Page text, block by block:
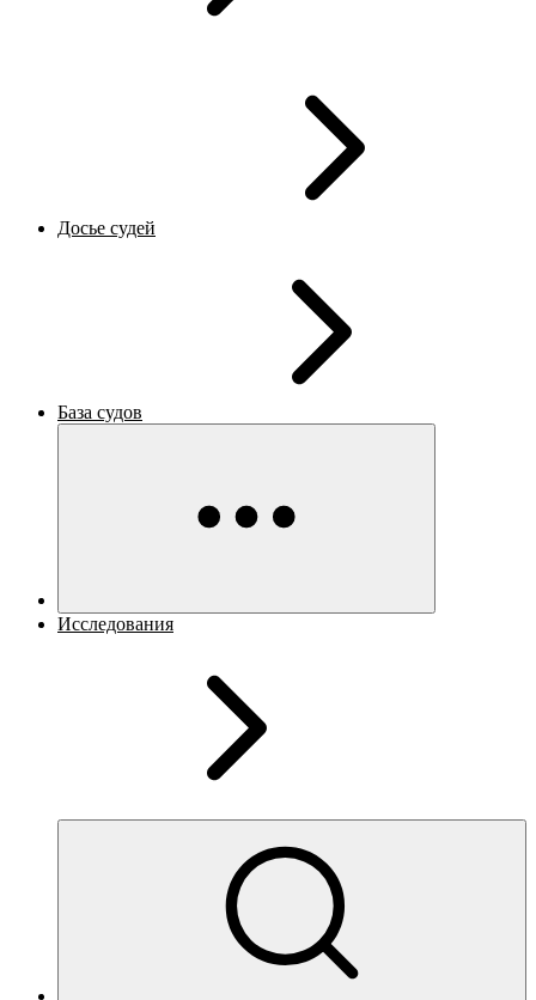
Досье судей
База судов
Исследования